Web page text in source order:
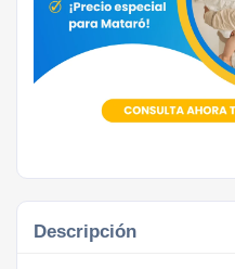
Descripción